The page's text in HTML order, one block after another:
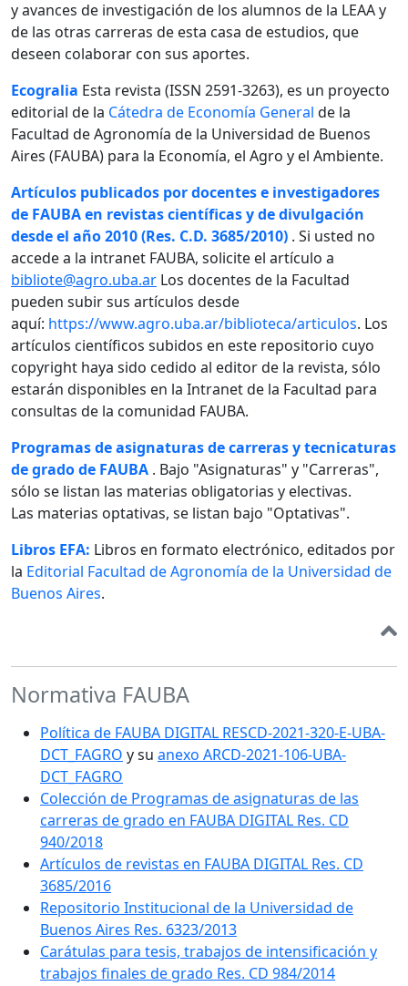
y avances de investigación de los alumnos de la LEAA y
de las otras carreras de esta casa de estudios, que
deseen colaborar con sus aportes.
Ecogralia Esta revista (ISSN 2591-3263), es un proyecto
editorial de la Cátedra de Economía General de la
Facultad de Agronomía de la Universidad de Buenos
Aires (FAUBA) para la Economía, el Agro y el Ambiente.
Artículos publicados por docentes e investigadores
de FAUBA en revistas científicas y de divulgación
desde el año 2010 (Res. C.D. 3685/2010) . Si usted no
accede a la intranet FAUBA, solicite el artículo a
bibliote@agro.uba.ar Los docentes de la Facultad
pueden subir sus artículos desde
aquí: https://www.agro.uba.ar/biblioteca/articulos. Los
artículos científicos subidos en este repositorio cuyo
copyright haya sido cedido al editor de la revista, sólo
estarán disponibles en la Intranet de la Facultad para
consultas de la comunidad FAUBA.
Programas de asignaturas de carreras y tecnicaturas
de grado de FAUBA . Bajo "Asignaturas" y "Carreras",
sólo se listan las materias obligatorias y electivas.
Las materias optativas, se listan bajo "Optativas".
Libros EFA: Libros en formato electrónico, editados por
la Editorial Facultad de Agronomía de la Universidad de
Buenos Aires.
Normativa FAUBA
Política de FAUBA DIGITAL RESCD-2021-320-E-UBA-
DCT_FAGRO y su anexo ARCD-2021-106-UBA-
DCT_FAGRO
Colección de Programas de asignaturas de las
carreras de grado en FAUBA DIGITAL Res. CD
940/2018
Artículos de revistas en FAUBA DIGITAL Res. CD
3685/2016
Repositorio Institucional de la Universidad de
Buenos Aires Res. 6323/2013
Carátulas para tesis, trabajos de intensificación y
trabajos finales de grado Res. CD 984/2014